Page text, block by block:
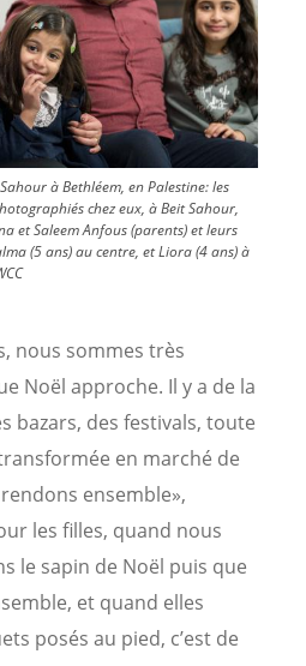
à Bethléem, en Palestine: les
chez eux, à Beit Sahour,
et Saleem Anfous (parents) et leurs
(5 ans) au centre, et Liora (4 ans) à
nous sommes très
Noël approche. Il y a de la
bazars, des festivals, toute
en marché de
ensemble»,
les filles, quand nous
le sapin de Noël puis que
et quand elles
posés au pied, c’est de